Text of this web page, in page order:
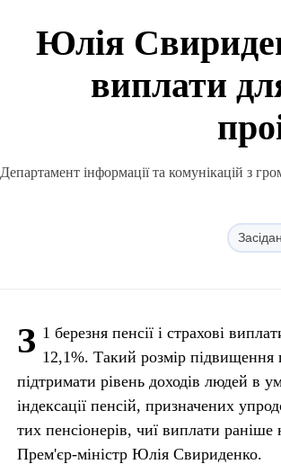
Юлія
виплати
Департамент інформації та комунікацій з
З 1 березня пенсії і страхові
12,1%. Такий розмір підвищення
підтримати рівень доходів людей в
індексації пенсій, призначених
тих пенсіонерів, чиї виплати
Прем'єр-міністр Юлія Свириденко.